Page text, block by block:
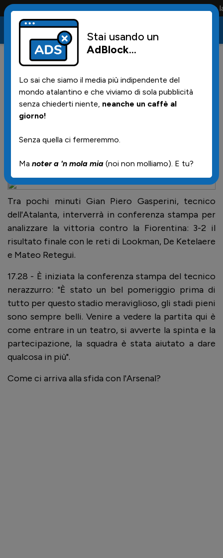
Conta solo la maglia e solo i tifosi la portano tutta la
15/09/2024 | 17.48
Atalanta, Gasperini: "Gara
non facile, ma bel
pomeriggio. Arsenal? Cliente
difficile"
Tra pochi minuti Gian Piero Gasperini, tecnico
dell'Atalanta, interverrà in conferenza stampa per
analizzare la vittoria contro la Fiorentina: 3-2 il
risultato finale con le reti di Lookman, De Ketelaere
e Mateo Retegui.
17.28 - È iniziata la conferenza stampa del tecnico
nerazzurro: "È stato un bel pomeriggio prima di
tutto per questo stadio meraviglioso, gli stadi pieni
sono sempre belli. Venire a vedere la partita qui è
come entrare in un teatro, si avverte la spinta e la
partecipazione, la squadra è stata aiutato a dare
qualcosa in più".
Come ci arriva alla sfida con l'Arsenal?
Stai usando un
AdBlock...
Lo sai che siamo il media più indipendente del
mondo atalantino e che viviamo di sola pubblicità
senza chiederti niente, neanche un caffè al
giorno!
Senza quella ci fermeremmo.
Ma noter a 'n mola mia (noi non molliamo). E tu?